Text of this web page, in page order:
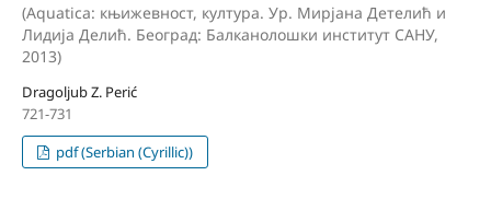
(Aquatica: књижевност, култура. Ур. Мирјана Детелић и
Лидија Делић. Београд: Балканолошки институт САНУ,
2013)
Dragoljub Z. Perić
721-731
pdf (Serbian (Cyrillic))